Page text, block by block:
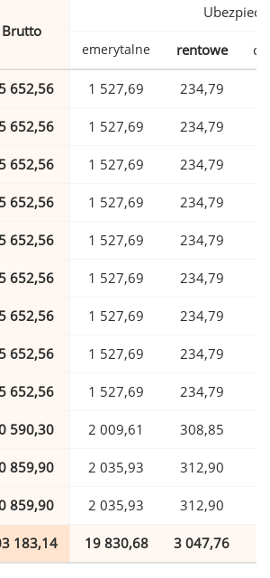
Brutto
emerytalne rentowe
652,56 1 527,69 234,79
652,56 1 527,69 234,79
652,56 1 527,69 234,79
652,56 1 527,69 234,79
652,56 1 527,69 234,79
652,56 1 527,69 234,79
652,56 1 527,69 234,79
652,56 1 527,69 234,79
652,56 1 527,69 234,79
590,30 2 009,61 308,85
859,90 2 035,93 312,90
859,90 2 035,93 312,90
183,14 19 830,68 3 047,76